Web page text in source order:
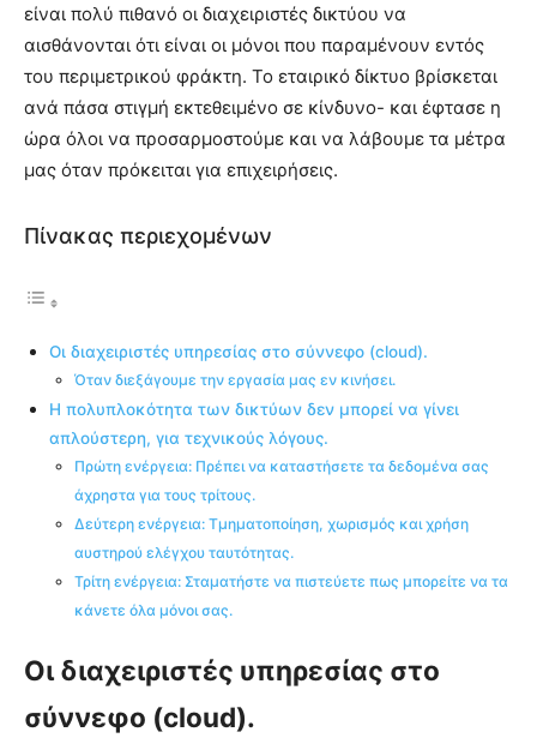
είναι πολύ πιθανό οι διαχειριστές δικτύου να
αισθάνονται ότι είναι οι μόνοι που παραμένουν εντός
του περιμετρικού φράκτη. Το εταιρικό δίκτυο βρίσκεται
ανά πάσα στιγμή εκτεθειμένο σε κίνδυνο- και έφτασε η
ώρα όλοι να προσαρμοστούμε και να λάβουμε τα μέτρα
μας όταν πρόκειται για επιχειρήσεις.
Πίνακας περιεχομένων
Οι διαχειριστές υπηρεσίας στo σύννεφo (cloud).
Όταν διεξάγουμε την εργασία μας εν κινήσει.
Η πολυπλοκότητα των δικτύων δεν μπορεί να γίνει
απλούστερη, για τεχνικούς λόγους.
Πρώτη ενέργεια: Πρέπει να καταστήσετε τα δεδομένα σας
άχρηστα για τους τρίτους.
Δεύτερη ενέργεια: Τμηματοποίηση, χωρισμός και χρήση
αυστηρού ελέγχου ταυτότητας.
Τρίτη ενέργεια: Σταματήστε να πιστεύετε πως μπορείτε να τα
κάνετε όλα μόνοι σας.
Οι διαχειριστές υπηρεσίας στo
σύννεφo (cloud).